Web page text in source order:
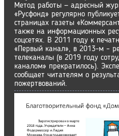
Метод работы — адресный
«Русфонд» регулярно
страницах газеты
также на информационных
соцсетях. В 2011 году к
«Первый канал», в 2013-м –
телеканалы (в 2019 году
каналом» прекратилось).
сообщает читателям о
пожертвований.